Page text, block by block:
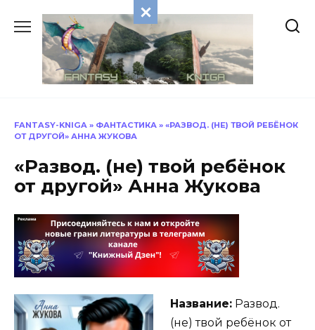
содержанию
FANTASY-KNIGA » ФАНТАСТИКА » «РАЗВОД. (НЕ) ТВОЙ РЕБЁНОК
ОТ ДРУГОЙ» АННА ЖУКОВА
«Развод. (не) твой ребёнок
от другой» Анна Жукова
Название: Развод.
(не) твой ребёнок от